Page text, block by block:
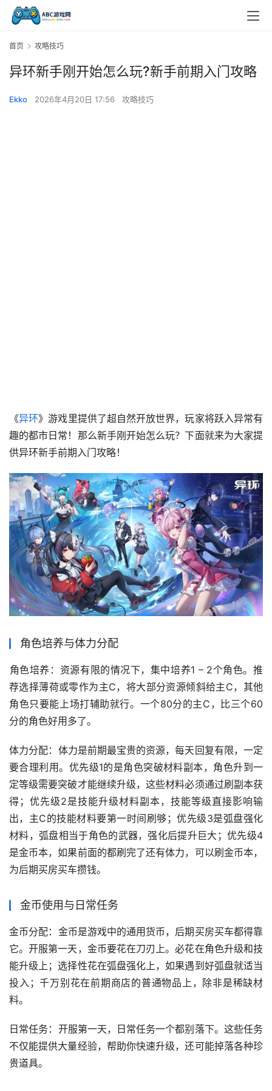
首页 攻略技巧
异环新手刚开始怎么玩?新手前期入门攻略
Ekko 2026年4月20日 17:56 攻略技巧
《异环》游戏里提供了超自然开放世界，玩家将跃入异常有
趣的都市日常！那么新手刚开始怎么玩？下面就来为大家提
供异环新手前期入门攻略！
角色培养与体力分配
‌角色培养‌：资源有限的情况下，集中培养1 – 2个角色。推
荐选择薄荷或零作为主C，将大部分资源倾斜给主C，其他
角色只要能上场打辅助就行。一个80分的主C，比三个60
分的角色好用多了。
‌体力分配‌：体力是前期最宝贵的资源，每天回复有限，一定
要合理利用。优先级1的是角色突破材料副本，角色升到一
定等级需要突破才能继续升级，这些材料必须通过刷副本获
得；优先级2是技能升级材料副本，技能等级直接影响输
出，主C的技能材料要第一时间刷够；优先级3是弧盘强化
材料，弧盘相当于角色的武器，强化后提升巨大；优先级4
是金币本，如果前面的都刷完了还有体力，可以刷金币本，
为后期买房买车攒钱。
金币使用与日常任务
‌金币分配‌：金币是游戏中的通用货币，后期买房买车都得靠
它。开服第一天，金币要花在刀刃上。必花在角色升级和技
能升级上；选择性花在弧盘强化上，如果遇到好弧盘就适当
投入；千万别花在前期商店的普通物品上，除非是稀缺材
料。
‌日常任务‌：开服第一天，日常任务一个都别落下。这些任务
不仅能提供大量经验，帮助你快速升级，还可能掉落各种珍
贵道具。